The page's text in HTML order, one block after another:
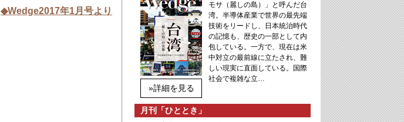
◆Wedge2017年1月号より
»詳細を見る
モサ（麗しの島）」と呼んだ台
湾。半導体産業で世界の最先端
技術をリードし、日本統治時代
の記憶も、歴史の一部として内
包している。一方で、現在は米
中対立の最前線に立たされ、難
しい現実に直面している。国際
社会で複雑な立…
月刊「ひととき」